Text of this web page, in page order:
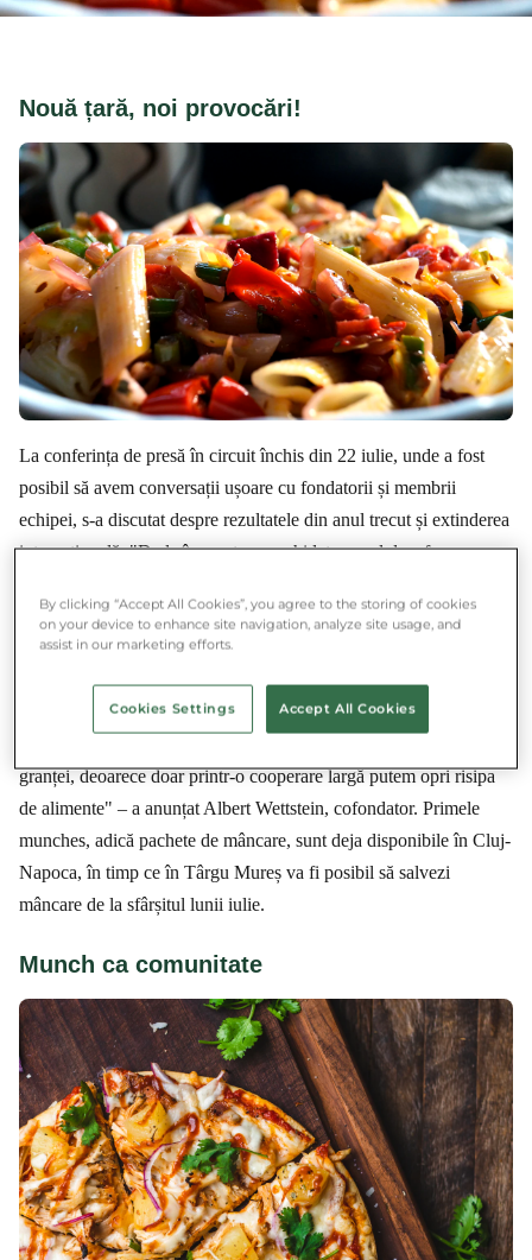
Nouă țară, noi provocări!
La conferința de presă în circuit închis din 22 iulie, unde a fost
posibil să avem conversații ușoare cu fondatorii și membrii
echipei, s-a discutat despre rezultatele din anul trecut și extinderea
internațională. "De la început, ne-a ghidat scopul de a face
încât, în timp, niciun aliment de calitate bună să nu ajungă la
gunoi. Am considerat că a venit momentul să depășim granițele
noastre și să lansăm Munch în primul rând în România.
Continuăm să așteptăm înscrierea localurilor responsabile,
granței, deoarece doar printr-o cooperare largă putem opri risipa
de alimente" – a anunțat Albert Wettstein, cofondator. Primele
munches, adică pachete de mâncare, sunt deja disponibile în Cluj-
Napoca, în timp ce în Târgu Mureș va fi posibil să salvezi
mâncare de la sfârșitul lunii iulie.
Munch ca comunitate
By clicking “Accept All Cookies”, you agree to the storing of cookies
on your device to enhance site navigation, analyze site usage, and
assist in our marketing efforts.
Cookies Settings Accept All Cookies